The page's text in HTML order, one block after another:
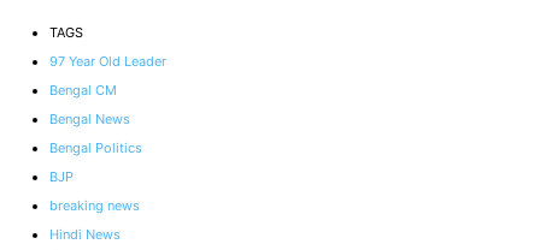
TAGS
97 Year Old Leader
Bengal CM
Bengal News
Bengal Politics
BJP
breaking news
Hindi News